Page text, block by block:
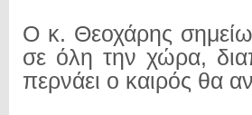
Ο κ. Θεοχάρης
σε όλη την χώρα,
περνάει ο καιρός θα